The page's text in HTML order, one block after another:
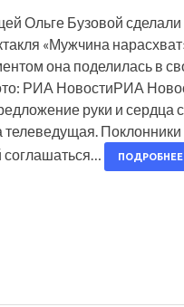
Ольге Бузовой
«Мужчина
она поделилась в
РИА НовостиРИА
руки и сердца
телеведущая. Поклонники
соглашаться…
ПОДРОБНЕЕ